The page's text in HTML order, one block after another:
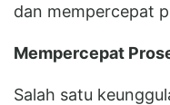
dan mempercepat
Mempercepat
Salah satu